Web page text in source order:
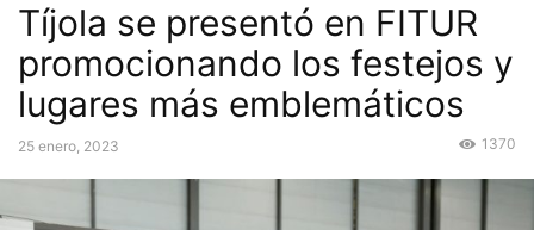
Tíjola se presentó en FITUR
promocionando los festejos y
lugares más emblemáticos
25 enero, 2023 1370